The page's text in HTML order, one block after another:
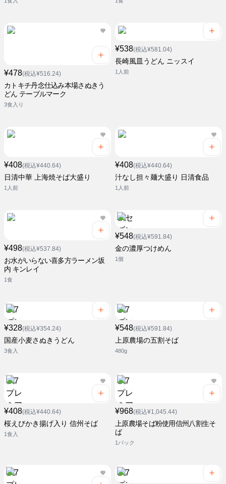
¥478(税込¥516.24)
カトキチ丹念仕込み本場さぬきう
どん テーブルマーク
3食入り
¥538(税込¥581.04)
長崎風皿うどん ニッスイ
1人前
¥408(税込¥440.64)
日清中華 上海焼そば大盛り
1人前
¥408(税込¥440.64)
汁なし担々麺大盛り 日清食品
1人前
¥498(税込¥537.84)
お水がいらない喜多方ラーメン坂
内 キンレイ
1食
¥548(税込¥591.84)
金の濃厚つけめん
1個
¥328(税込¥354.24)
国産小麦さぬきうどん
3食入
¥548(税込¥591.84)
上原農場の五割そば
480g
¥408(税込¥440.64)
桜えびかき揚げ入り 信州そば
1食入
¥968(税込¥1,045.44)
上原農場そば粉使用信州八割生そ
ば
1パック